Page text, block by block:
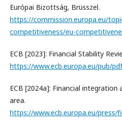
Európai Bizottság, Brüsszel.
https://commission.europa.eu/
competitiveness/eu-
ECB [2023]: Financial Stability
https://www.ecb.europa.eu/pub/
ECB [2024a]: Financial
area.
https://www.ecb.europa.eu/press/